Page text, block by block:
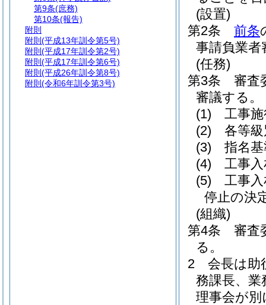
(設置)
第2条
前条
事請負業者
(任務)
第3条
審査
審議する。
(1)
工事
(2)
各等
(3)
指名
(4)
工事
(5)
工事
停止の決
(組織)
第4条
審査
る。
2
会長は助
務課長、
理事会が
第9条(庶務)
第10条(報告)
附則
附則 (平成13年訓令第5号)
附則 (平成17年訓令第2号)
附則 (平成17年訓令第6号)
附則 (平成26年訓令第8号)
附則 (令和6年訓令第3号)